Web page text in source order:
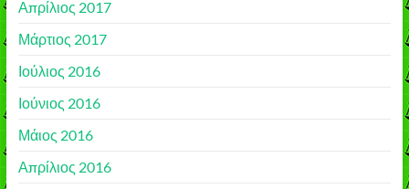
Απρίλιος 2017
Μάρτιος 2017
Ιούλιος 2016
Ιούνιος 2016
Μάιος 2016
Απρίλιος 2016